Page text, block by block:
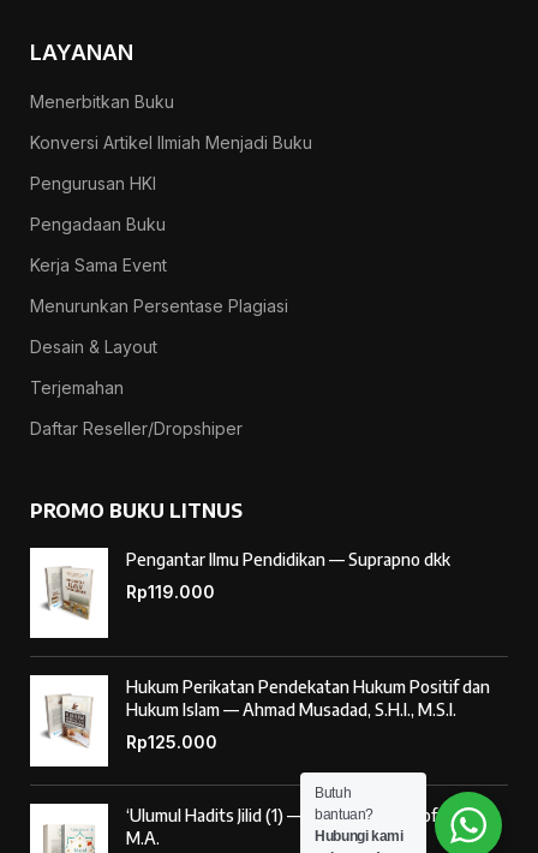
LAYANAN
Menerbitkan Buku
Konversi Artikel Ilmiah Menjadi Buku
Pengurusan HKI
Pengadaan Buku
Kerja Sama Event
Menurunkan Persentase Plagiasi
Desain & Layout
Terjemahan
Daftar Reseller/Dropshiper
PROMO BUKU LITNUS
Pengantar Ilmu Pendidikan — Suprapno dkk
Rp119.000
Hukum Perikatan Pendekatan Hukum Positif dan
Hukum Islam — Ahmad Musadad, S.H.I., M.S.I.
Rp125.000
‘Ulumul Hadits Jilid (1) — Dr. Nur Baety Sofyan, Lc.,
M.A.
Butuh
bantuan?
Hubungi kami